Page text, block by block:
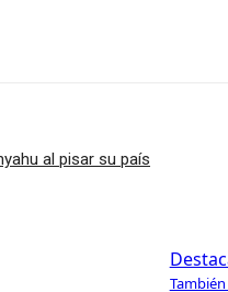
al pisar su país